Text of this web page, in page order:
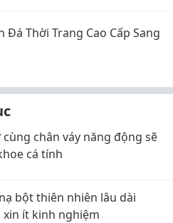
Đá Thời Trang Cao Cấp Sang
chân váy năng động sẽ
cá tính
bột thiên nhiên lâu dài
xin ít kinh nghiệm